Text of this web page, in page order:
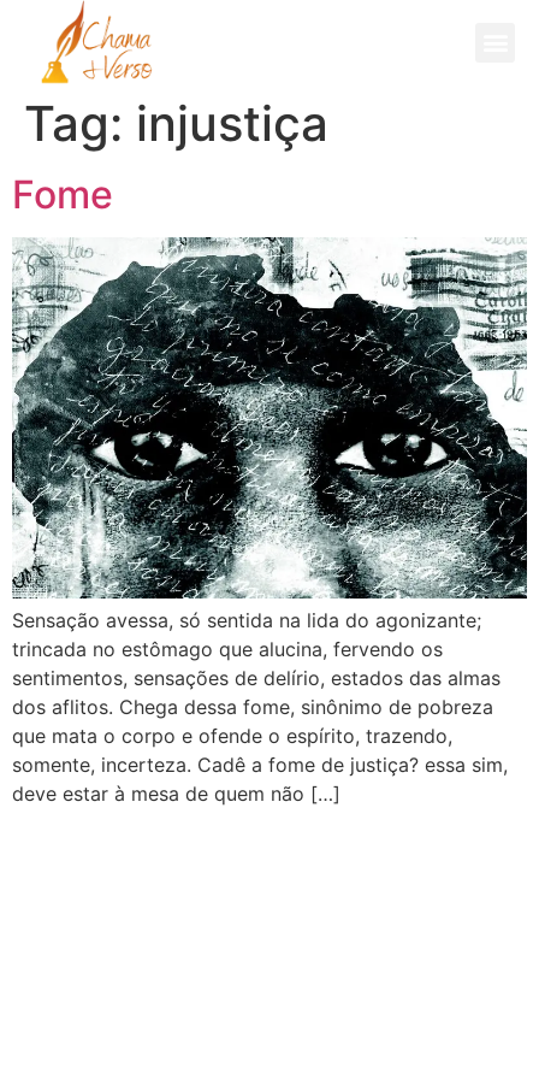
Tag: injustiça
Fome
Sensação avessa, só sentida na lida do agonizante;
trincada no estômago que alucina, fervendo os
sentimentos, sensações de delírio, estados das almas
dos aflitos. Chega dessa fome, sinônimo de pobreza
que mata o corpo e ofende o espírito, trazendo,
somente, incerteza. Cadê a fome de justiça? essa sim,
deve estar à mesa de quem não […]